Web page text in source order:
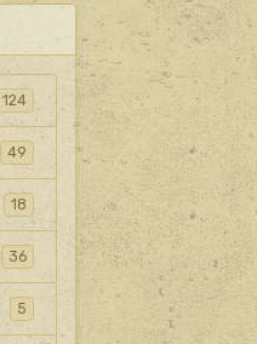
124
49
18
36
5